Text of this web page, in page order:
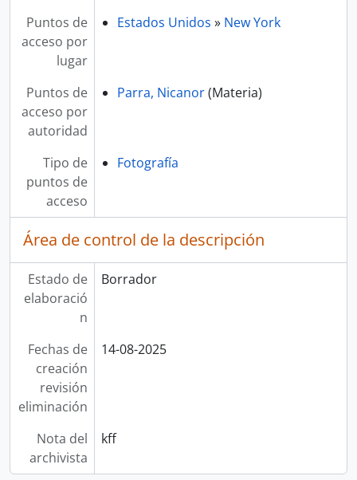
Puntos de
acceso por
lugar
Estados Unidos » New York
Puntos de
acceso por
autoridad
Parra, Nicanor(Materia)
Tipo de
puntos de
acceso
Fotografía
Área de control de la descripción
Estado de
elaboració
n
Borrador
Fechas de
creación
revisión
eliminación
14-08-2025
Nota del
archivista
kff